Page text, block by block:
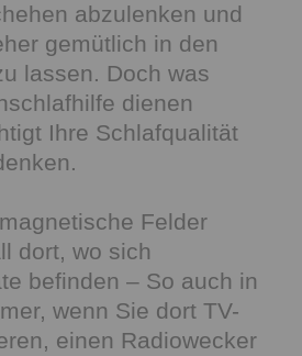
abzulenken und
gemütlich in den
lassen. Doch was
dienen
Ihre Schlafqualität
Felder
dort, wo sich
befinden – So auch in
wenn Sie dort TV-
einen Radiowecker